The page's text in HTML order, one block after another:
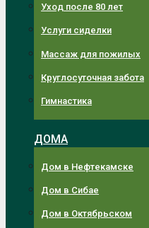
Уход после 80 лет
Услуги сиделки
Массаж для пожилых
Круглосуточная забота
Гимнастика
ДОМА
Дом в Нефтекамске
Дом в Сибае
Дом в Октябрьском